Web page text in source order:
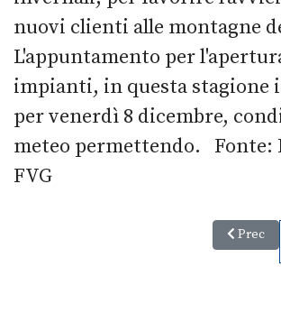
nuovi clienti alle montagne
L'appuntamento per
impianti, in questa stagione
per venerdì 8 dicembre,
meteo permettendo. Fonte:
FVG
Articolo
Prec